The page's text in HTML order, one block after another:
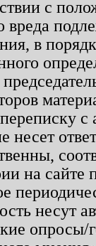
с
вреда
в
с
несет
на сайте
несут
опросы/